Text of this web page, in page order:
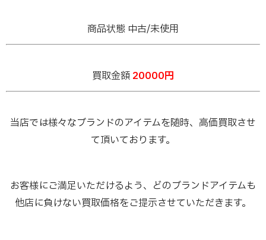
商品状態 中古/未使用
買取金額 20000円
当店では様々なブランドのアイテムを随時、高価買取させ
て頂いております。
お客様にご満足いただけるよう、どのブランドアイテムも
他店に負けない買取価格をご提示させていただきます。